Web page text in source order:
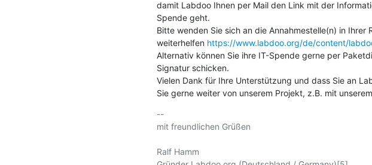
damit Labdoo Ihnen per Mail den Link mit der
Spende geht.
Bitte wenden Sie sich an die Annahmestelle(n) in Ihrer
weiterhelfen https://www.labdoo.org/de/content/
Alternativ können Sie ihre IT-Spende gerne per
Signatur schicken.
Vielen Dank für Ihre Unterstützung und dass Sie an
Sie gerne weiter von unserem Projekt, z.B. mit
--
mit freundlichen Grüßen
Ralf Hamm